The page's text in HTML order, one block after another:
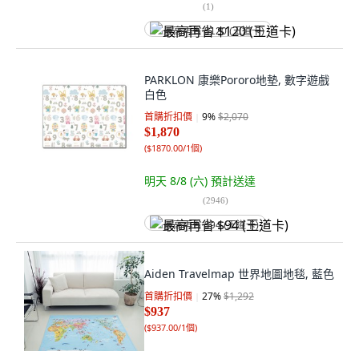
(1)
最高再省 $120 (王道卡)
PARKLON 康樂Pororo地墊, 數字遊戲
白色
首購折扣價 9%$2,070
$1,870
($1870.00/1個)
明天 8/8 (六) 預計送達
(2946)
最高再省 $94 (王道卡)
Aiden Travelmap 世界地圖地毯, 藍色
首購折扣價 27%$1,292
$937
($937.00/1個)